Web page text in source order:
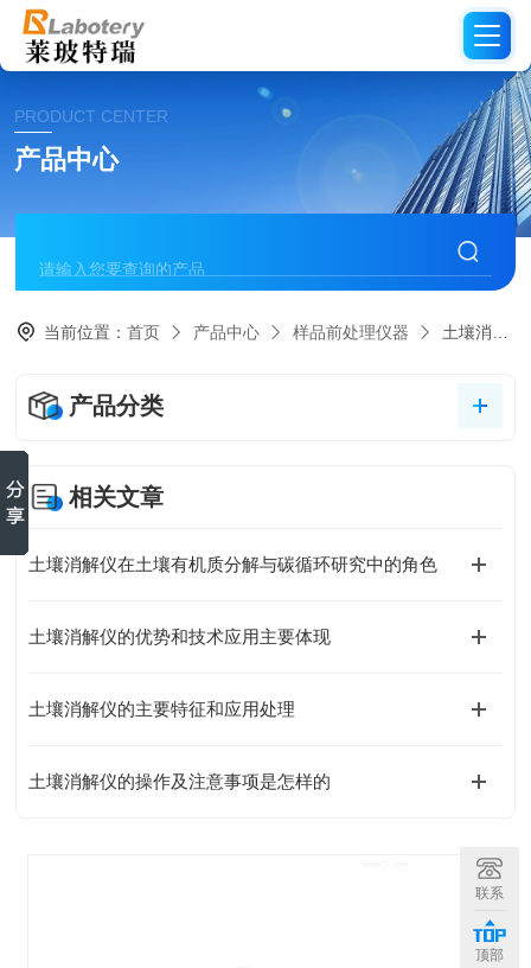
PRODUCT CENTER
产品中心
当前位置：首页 产品中心 样品前处理仪器 土壤消解仪
产品分类
相关文章
土壤消解仪在土壤有机质分解与碳循环研究中的角色
土壤消解仪的优势和技术应用主要体现
土壤消解仪的主要特征和应用处理
土壤消解仪的操作及注意事项是怎样的
联系
顶部